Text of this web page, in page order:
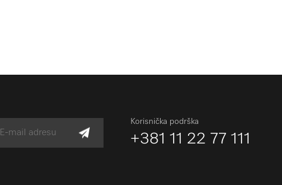
Korisnička podrška
+381 11 22 77 111